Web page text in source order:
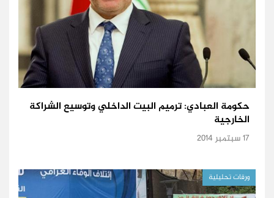
حكومة العبادي: ترميم البيت الداخلي وتوسيع الشراكة
الخارجية
17 سبتمبر 2014
ورقات تحليلية